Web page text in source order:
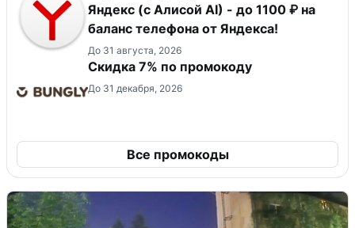
Яндекс (с Алисой AI) - до 1100 ₽ на
баланс телефона от Яндекса!
До 31 августа, 2026
Скидка 7% по промокоду
До 31 декабря, 2026
Все промокоды